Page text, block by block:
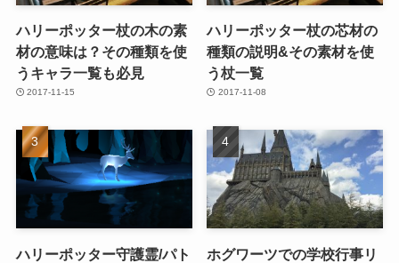
ハリーポッター杖の木の素
材の意味は？その種類を使
うキャラ一覧も必見
2017-11-15
ハリーポッター杖の芯材の
種類の説明&その素材を使
う杖一覧
2017-11-08
ハリーポッター守護霊/パト
ホグワーツでの学校行事リ